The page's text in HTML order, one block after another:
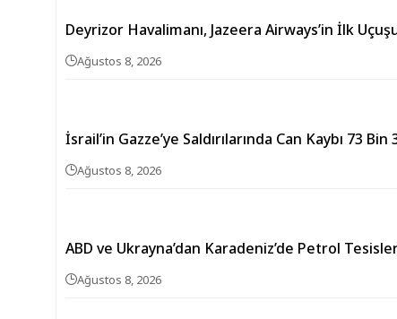
Deyrizor Havalimanı, Jazeera Airways’in İlk
Ağustos 8, 2026
İsrail’in Gazze’ye Saldırılarında Can Kaybı 73 Bin
Ağustos 8, 2026
ABD ve Ukrayna’dan Karadeniz’de Petrol
Ağustos 8, 2026